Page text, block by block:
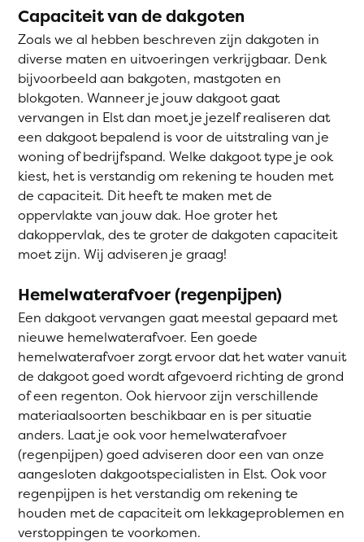
Capaciteit van de dakgoten
Zoals we al hebben beschreven zijn dakgoten in
diverse maten en uitvoeringen verkrijgbaar. Denk
bijvoorbeeld aan bakgoten, mastgoten en
blokgoten. Wanneer je jouw dakgoot gaat
vervangen in Elst dan moet je jezelf realiseren dat
een dakgoot bepalend is voor de uitstraling van je
woning of bedrijfspand. Welke dakgoot type je ook
kiest, het is verstandig om rekening te houden met
de capaciteit. Dit heeft te maken met de
oppervlakte van jouw dak. Hoe groter het
dakoppervlak, des te groter de dakgoten capaciteit
moet zijn. Wij adviseren je graag!
Hemelwaterafvoer (regenpijpen)
Een dakgoot vervangen gaat meestal gepaard met
nieuwe hemelwaterafvoer. Een goede
hemelwaterafvoer zorgt ervoor dat het water vanuit
de dakgoot goed wordt afgevoerd richting de grond
of een regenton. Ook hiervoor zijn verschillende
materiaalsoorten beschikbaar en is per situatie
anders. Laat je ook voor hemelwaterafvoer
(regenpijpen) goed adviseren door een van onze
aangesloten dakgootspecialisten in Elst. Ook voor
regenpijpen is het verstandig om rekening te
houden met de capaciteit om lekkageproblemen en
verstoppingen te voorkomen.